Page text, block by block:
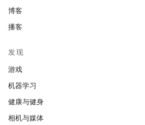
博客
播客
发现
游戏
机器学习
健康与健身
相机与媒体